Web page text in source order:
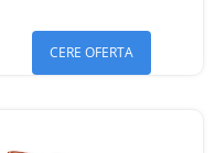
CERE OFERTA